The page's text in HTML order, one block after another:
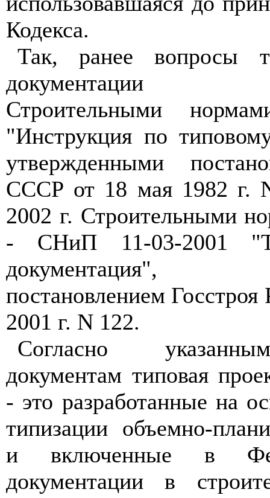
Кодекса.
Так, ранее вопросы
документации
Строительными
"Инструкция по
утвержденными
СССР от 18 мая 1982 г.
2002 г. Строительными
- СНиП 11-03-2001
документация",
постановлением Госстроя
2001 г. N 122.
Согласно
документам типовая
- это разработанные на
типизации объемно-
и включенные в
документации в